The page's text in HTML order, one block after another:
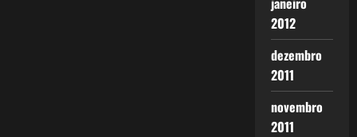
2012
dezembro
2011
novembro
2011